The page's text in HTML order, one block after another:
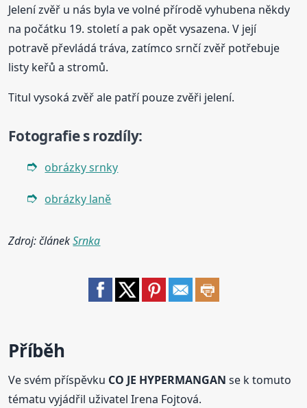
Jelení zvěř u nás byla ve volné přírodě vyhubena někdy
na počátku 19. století a pak opět vysazena. V její
potravě převládá tráva, zatímco srnčí zvěř potřebuje
listy keřů a stromů.
Titul vysoká zvěř ale patří pouze zvěři jelení.
Fotografie srozdíly:
obrázky srnky
obrázky laně
Zdroj: článekSrnka
Příběh
Ve svém příspěvku CO JE HYPERMANGAN se k tomuto
tématu vyjádřil uživatel Irena Fojtová.